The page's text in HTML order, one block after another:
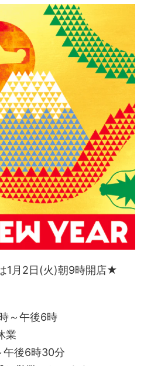
1月2日(火)朝9時開店★
～午後6時
業
午後6時30分